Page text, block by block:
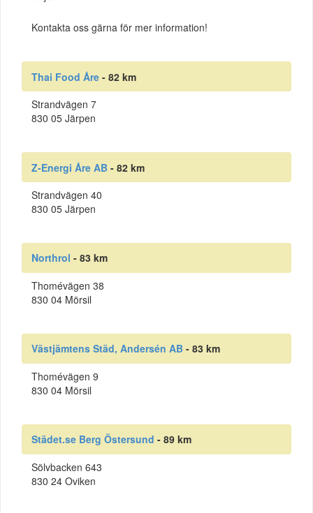
Kontakta oss gärna för mer information!
Thai Food Åre - 82 km
Strandvägen 7
830 05 Järpen
Z-Energi Åre AB - 82 km
Strandvägen 40
830 05 Järpen
Northrol - 83 km
Thomévägen 38
830 04 Mörsil
Västjämtens Städ, Andersén AB - 83 km
Thomévägen 9
830 04 Mörsil
Städet.se Berg Östersund - 89 km
Sölvbacken 643
830 24 Oviken